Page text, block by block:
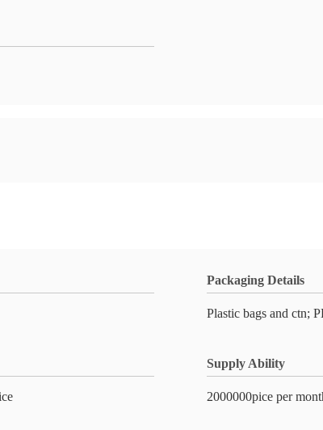
Packaging Details
Plastic bags and ctn;
Supply Ability
2000000pice per